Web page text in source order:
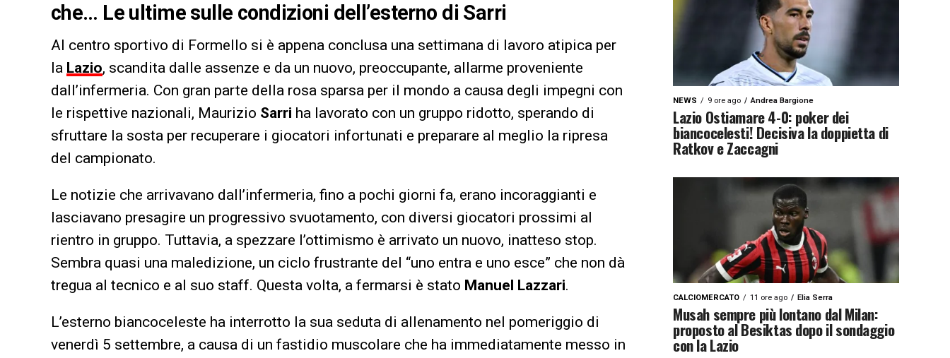
che… Le ultime sulle condizioni dell’esterno di Sarri
Al centro sportivo di Formello si è appena conclusa una settimana di lavoro atipica per
la Lazio, scandita dalle assenze e da un nuovo, preoccupante, allarme proveniente
dall’infermeria. Con gran parte della rosa sparsa per il mondo a causa degli impegni con
le rispettive nazionali, Maurizio Sarri ha lavorato con un gruppo ridotto, sperando di
sfruttare la sosta per recuperare i giocatori infortunati e preparare al meglio la ripresa
del campionato.
Le notizie che arrivavano dall’infermeria, fino a pochi giorni fa, erano incoraggianti e
lasciavano presagire un progressivo svuotamento, con diversi giocatori prossimi al
rientro in gruppo. Tuttavia, a spezzare l’ottimismo è arrivato un nuovo, inatteso stop.
Sembra quasi una maledizione, un ciclo frustrante del “uno entra e uno esce” che non dà
tregua al tecnico e al suo staff. Questa volta, a fermarsi è stato Manuel Lazzari.
L’esterno biancoceleste ha interrotto la sua seduta di allenamento nel pomeriggio di
venerdì 5 settembre, a causa di un fastidio muscolare che ha immediatamente messo in
NEWS 9 ore ago Andrea Bargione
Lazio Ostiamare 4-0: poker dei
biancocelesti! Decisiva la doppietta di
Ratkov e Zaccagni
CALCIOMERCATO 11 ore ago Elia Serra
Musah sempre più lontano dal Milan:
proposto al Besiktas dopo il sondaggio
con la Lazio